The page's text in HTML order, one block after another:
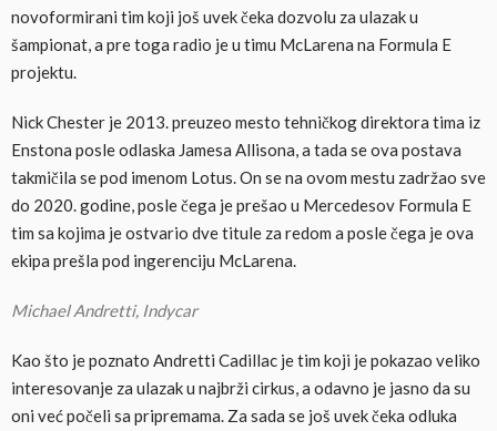
novoformirani tim koji još uvek čeka dozvolu za ulazak u
šampionat, a pre toga radio je u timu McLarena na Formula E
projektu.
Nick Chester je 2013. preuzeo mesto tehničkog direktora tima iz
Enstona posle odlaska Jamesa Allisona, a tada se ova postava
takmičila se pod imenom Lotus. On se na ovom mestu zadržao sve
do 2020. godine, posle čega je prešao u Mercedesov Formula E
tim sa kojima je ostvario dve titule za redom a posle čega je ova
ekipa prešla pod ingerenciju McLarena.
Michael Andretti, Indycar
Kao što je poznato Andretti Cadillac je tim koji je pokazao veliko
interesovanje za ulazak u najbrži cirkus, a odavno je jasno da su
oni već počeli sa pripremama. Za sada se još uvek čeka odluka